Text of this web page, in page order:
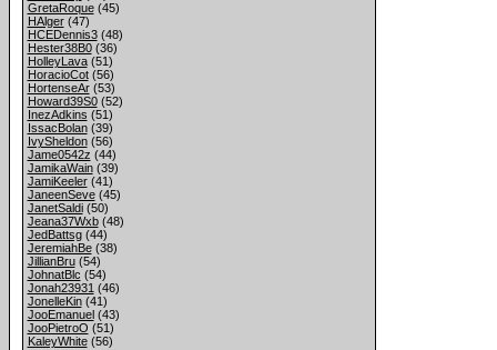
GretaRoque(45)
HAlger(47)
HCEDennis3(48)
Hester38B0(36)
HolleyLava(51)
HoracioCot(56)
HortenseAr(53)
Howard39S0(52)
InezAdkins (51)
IssacBolan(39)
IvySheldon(56)
Jame0542z (44)
JamikaWain(39)
JamiKeeler(41)
JaneenSeve(45)
JanetSaldi(50)
Jeana37Wxb(48)
JedBattsg(44)
JeremiahBe(38)
JillianBru(54)
JohnatBlc (54)
Jonah23931 (46)
JonelleKin(41)
JooEmanuel(43)
JooPietroO (51)
KaleyWhite(56)